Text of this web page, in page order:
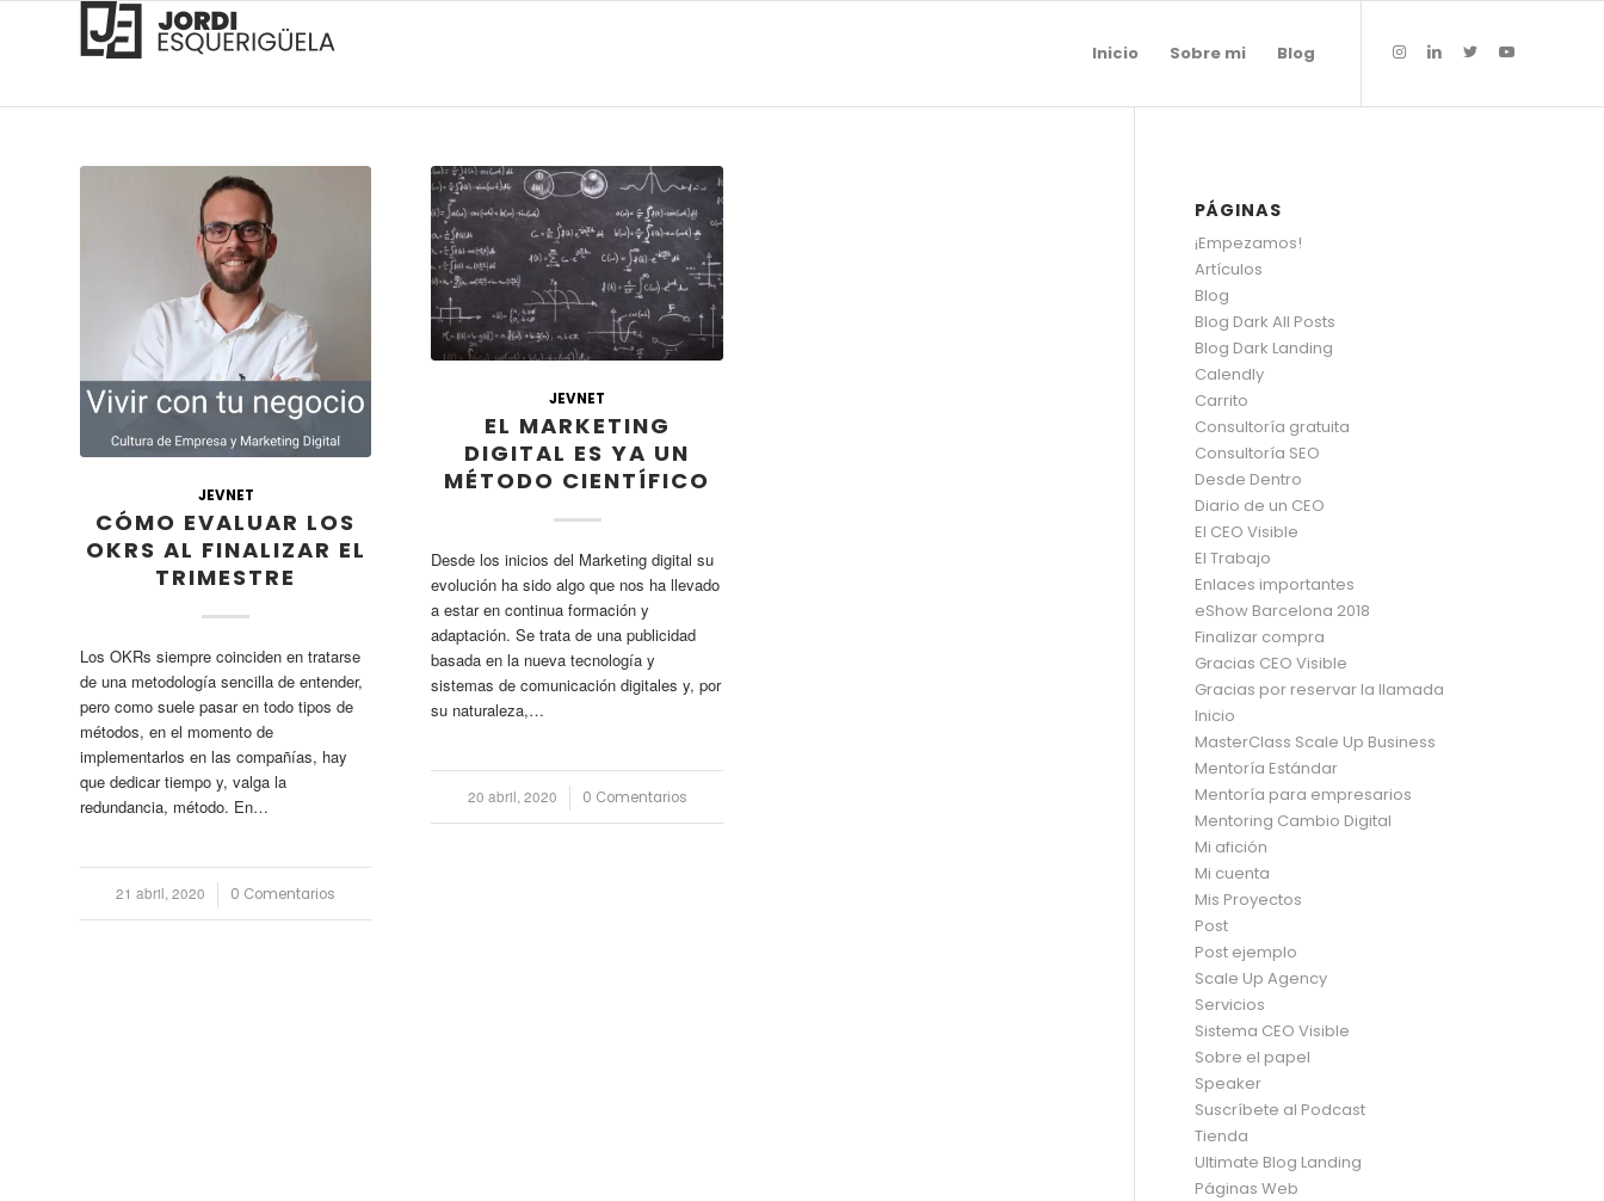
Inicio Sobre mi Blog
JEVNET
CÓMO EVALUAR LOS
OKRS AL FINALIZAR EL
TRIMESTRE
Los OKRs siempre coinciden en tratarse
de una metodología sencilla de entender,
pero como suele pasar en todo tipos de
métodos, en el momento de
implementarlos en las compañías, hay
que dedicar tiempo y, valga la
redundancia, método. En…
21 abril, 2020
/ 0 Comentarios
JEVNET
EL MARKETING
DIGITAL ES YA UN
MÉTODO CIENTÍFICO
Desde los inicios del Marketing digital su
evolución ha sido algo que nos ha llevado
a estar en continua formación y
adaptación. Se trata de una publicidad
basada en la nueva tecnología y
sistemas de comunicación digitales y, por
su naturaleza,…
20 abril, 2020
/ 0 Comentarios
PÁGINAS
¡Empezamos!
Artículos
Blog
Blog Dark All Posts
Blog Dark Landing
Calendly
Carrito
Consultoría gratuita
Consultoría SEO
Desde Dentro
Diario de un CEO
El CEO Visible
El Trabajo
Enlaces importantes
eShow Barcelona 2018
Finalizar compra
Gracias CEO Visible
Gracias por reservar la llamada
Inicio
MasterClass Scale Up Business
Mentoría Estándar
Mentoría para empresarios
Mentoring Cambio Digital
Mi afición
Mi cuenta
Mis Proyectos
Post
Post ejemplo
Scale Up Agency
Servicios
Sistema CEO Visible
Sobre el papel
Speaker
Suscríbete al Podcast
Tienda
Ultimate Blog Landing
Páginas Web